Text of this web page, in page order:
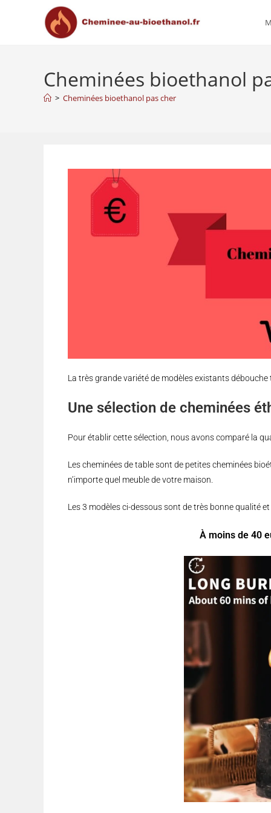
Cheminées bioethanol
> Cheminées bioethanol pas cher
La très grande variété de modèles existants
Une sélection de cheminées
Pour établir cette sélection, nous avons comparé la
Les cheminées de table sont de petites cheminées
n’importe quel meuble de votre maison.
Les 3 modèles ci-dessous sont de très bonne qualité
À moins de 40